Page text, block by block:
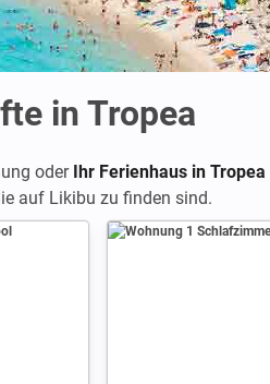
in Tropea
oder Ihr Ferienhaus in Tropea
auf Likibu zu finden sind.